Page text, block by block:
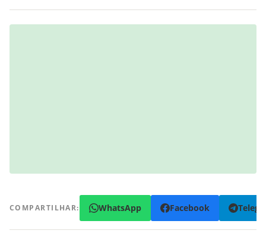
COMPARTILHAR: WhatsApp Facebook